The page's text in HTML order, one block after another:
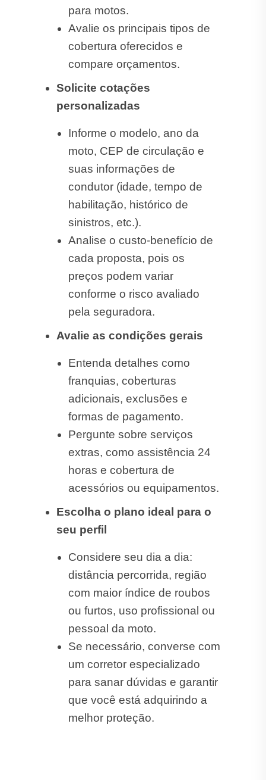
para motos.
Avalie os principais tipos de
cobertura oferecidos e
compare orçamentos.
Solicite cotações
personalizadas
Informe o modelo, ano da
moto, CEP de circulação e
suas informações de
condutor (idade, tempo de
habilitação, histórico de
sinistros, etc.).
Analise o custo-benefício de
cada proposta, pois os
preços podem variar
conforme o risco avaliado
pela seguradora.
Avalie as condições gerais
Entenda detalhes como
franquias, coberturas
adicionais, exclusões e
formas de pagamento.
Pergunte sobre serviços
extras, como assistência 24
horas e cobertura de
acessórios ou equipamentos.
Escolha o plano ideal para o
seu perfil
Considere seu dia a dia:
distância percorrida, região
com maior índice de roubos
ou furtos, uso profissional ou
pessoal da moto.
Se necessário, converse com
um corretor especializado
para sanar dúvidas e garantir
que você está adquirindo a
melhor proteção.